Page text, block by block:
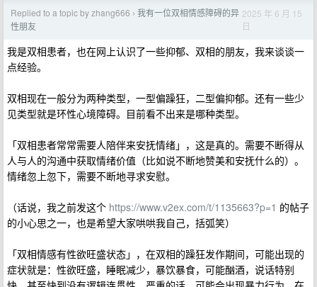
Replied to a topic by zhang666 › 我有一位双相情感障碍的异
性朋友
2025 年 6 月 15
日
我是双相患者，也在网上认识了一些抑郁、双相的朋友，我来谈谈一
点经验。
双相现在一般分为两种类型，一型偏躁狂，二型偏抑郁。还有一些少
见类型就是环性心境障碍。目前看不出来是哪种类型。
「双相患者常常需要人陪伴来安抚情绪」，这是真的。需要不断得从
人与人的沟通中获取情绪价值（比如说不断地赞美和安抚什么的）。
情绪忽上忽下，需要不断地寻求安慰。
（话说，我之前发这个 https://www.v2ex.com/t/1135663?p=1 的帖子
的小心思之一，也是希望大家哄哄我自己，括弧笑）
「双相情感有性欲旺盛状态」，在双相的躁狂发作期间，可能出现的
症状就是：性欲旺盛，睡眠减少，暴饮暴食，可能酗酒，说话特别